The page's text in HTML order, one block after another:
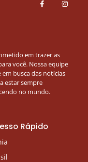
em trazer as
você. Nossa equipe
busca das notícias
estar sempre
no mundo.
Rápido